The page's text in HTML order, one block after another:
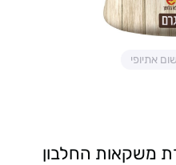
משקאות החלבון